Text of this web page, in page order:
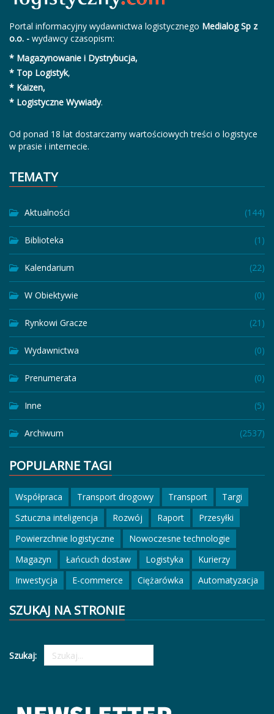
Portal informacyjny wydawnictwa logistycznego Medialog Sp z
o.o. - wydawcy czasopism:
* Magazynowanie i Dystrybucja,
* Top Logistyk,
* Kaizen,
* Logistyczne Wywiady.
Od ponad 18 lat dostarczamy wartościowych treści o logistyce
w prasie i internecie.
TEMATY
Aktualności (144)
Biblioteka (1)
Kalendarium (22)
W Obiektywie (0)
Rynkowi Gracze (21)
Wydawnictwa (0)
Prenumerata (0)
Inne (5)
Archiwum (2537)
POPULARNE TAGI
Współpraca Transport drogowy Transport
Targi
Sztuczna inteligencja
Rozwój Raport
Przesyłki
Powierzchnie logistyczne
Nowoczesne technologie
Magazyn
Łańcuch dostaw Logistyka
Kurierzy
Inwestycja
E-commerce Ciężarówka Automatyzacja
SZUKAJ NA STRONIE
Szukaj: